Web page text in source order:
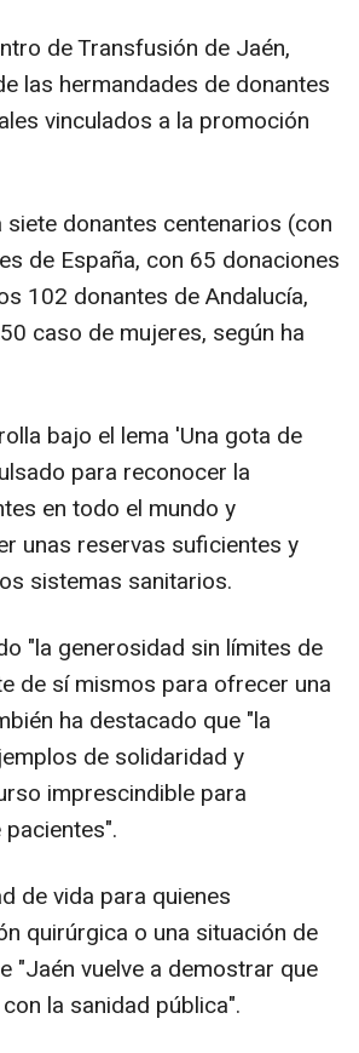
de Transfusión de Jaén,
las hermandades de donantes
vinculados a la promoción
donantes centenarios (con
de España, con 65 donaciones
102 donantes de Andalucía,
caso de mujeres, según ha
bajo el lema 'Una gota de
para reconocer la
en todo el mundo y
unas reservas suficientes y
sistemas sanitarios.
"la generosidad sin límites de
de sí mismos para ofrecer una
ha destacado que "la
de solidaridad y
imprescindible para
de vida para quienes
quirúrgica o una situación de
"Jaén vuelve a demostrar que
la sanidad pública".